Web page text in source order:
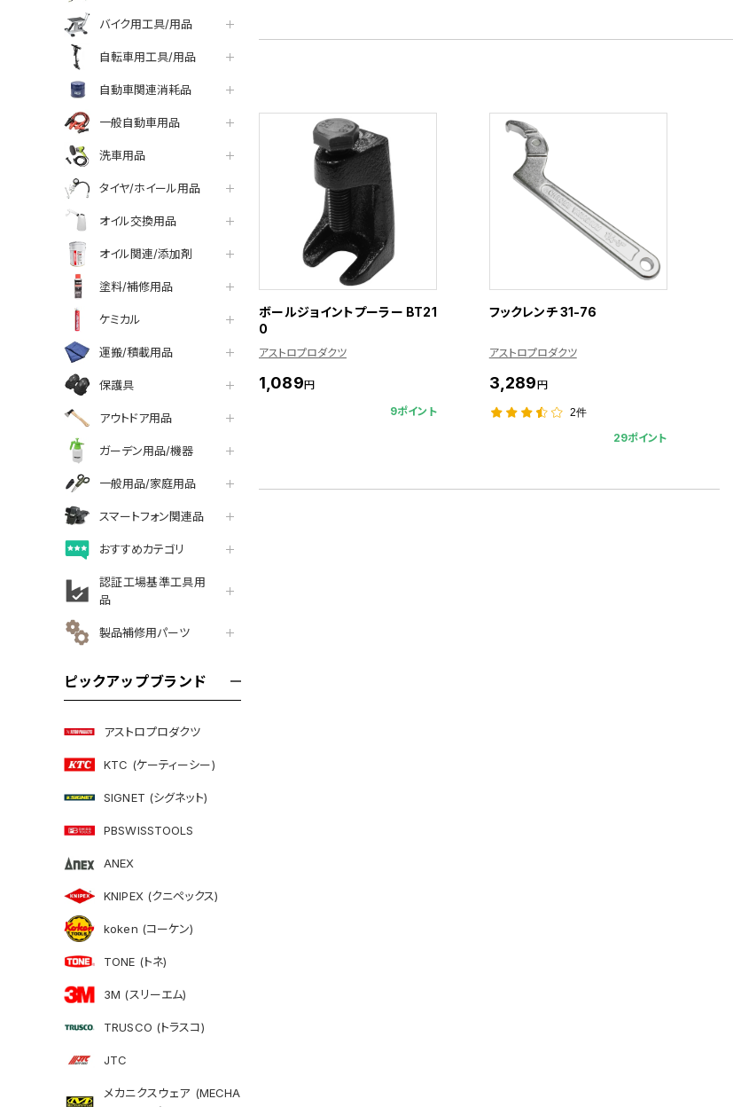
バイク用工具/用品
自転車用工具/用品
自動車関連消耗品
一般自動車用品
洗車用品
タイヤ/ホイール用品
オイル交換用品
オイル関連/添加剤
塗料/補修用品
ケミカル
運搬/積載用品
保護具
アウトドア用品
ガーデン用品/機器
一般用品/家庭用品
スマートフォン関連品
おすすめカテゴリ
認証工場基準工具用
品
製品補修用パーツ
ピックアップブランド
アストロプロダクツ
KTC (ケーティーシー)
SIGNET (シグネット)
PBSWISSTOOLS
ANEX
KNIPEX (クニペックス)
koken (コーケン)
TONE (トネ)
3M (スリーエム)
TRUSCO (トラスコ)
JTC
メカニクスウェア (MECHA
ボールジョイントプーラー BT21
0
アストロプロダクツ
1,089円
9ポイント
フックレンチ 31-76
アストロプロダクツ
3,289円
2件
29ポイント